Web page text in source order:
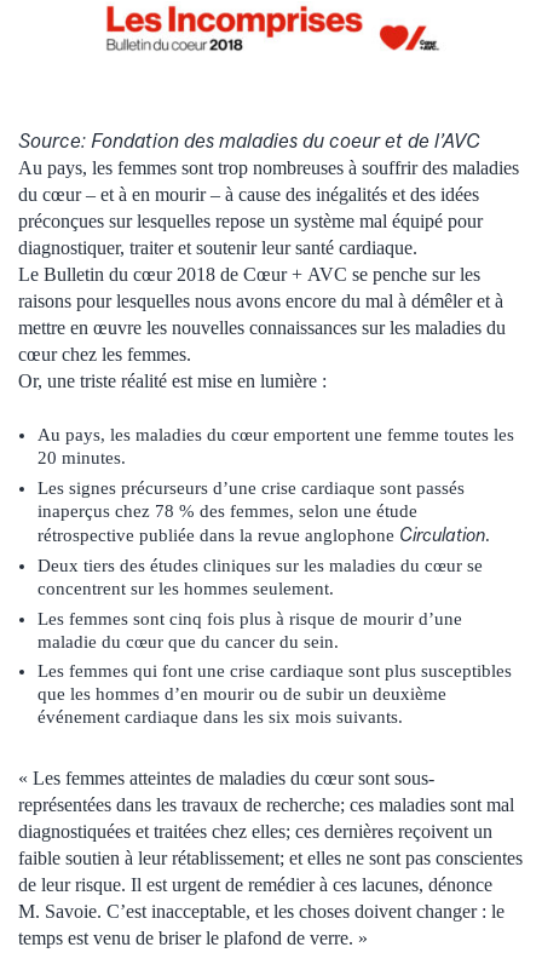
Source: Fondation des maladies du coeur et de l’AVC
Au pays, les femmes sont trop nombreuses à souffrir des maladies
du cœur – et à en mourir – à cause des inégalités et des idées
préconçues sur lesquelles repose un système mal équipé pour
diagnostiquer, traiter et soutenir leur santé cardiaque.
Le Bulletin du cœur 2018 de Cœur + AVC se penche sur les
raisons pour lesquelles nous avons encore du mal à démêler et à
mettre en œuvre les nouvelles connaissances sur les maladies du
cœur chez les femmes.
Or, une triste réalité est mise en lumière :
Au pays, les maladies du cœur emportent une femme toutes les
20 minutes.
Les signes précurseurs d’une crise cardiaque sont passés
inaperçus chez 78 % des femmes, selon une étude
rétrospective publiée dans la revue anglophone Circulation.
Deux tiers des études cliniques sur les maladies du cœur se
concentrent sur les hommes seulement.
Les femmes sont cinq fois plus à risque de mourir d’une
maladie du cœur que du cancer du sein.
Les femmes qui font une crise cardiaque sont plus susceptibles
que les hommes d’en mourir ou de subir un deuxième
événement cardiaque dans les six mois suivants.
« Les femmes atteintes de maladies du cœur sont sous-
représentées dans les travaux de recherche; ces maladies sont mal
diagnostiquées et traitées chez elles; ces dernières reçoivent un
faible soutien à leur rétablissement; et elles ne sont pas conscientes
de leur risque. Il est urgent de remédier à ces lacunes, dénonce
M. Savoie. C’est inacceptable, et les choses doivent changer : le
temps est venu de briser le plafond de verre. »